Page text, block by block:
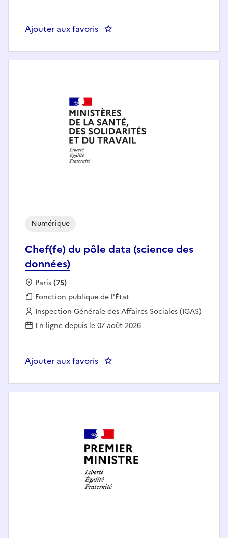
Ajouter aux favoris : Responsable QOS des
Chef(fe) du pôle data (science des
données)
Numérique
Localisation :
Paris(75)
Fonction publique :
Fonction publique de l'État
Employeur :
Inspection Générale des Affaires Sociales (IGAS)
En ligne depuis le 07 août 2026
Ajouter aux favoris : Chef(fe) du pôle data (science